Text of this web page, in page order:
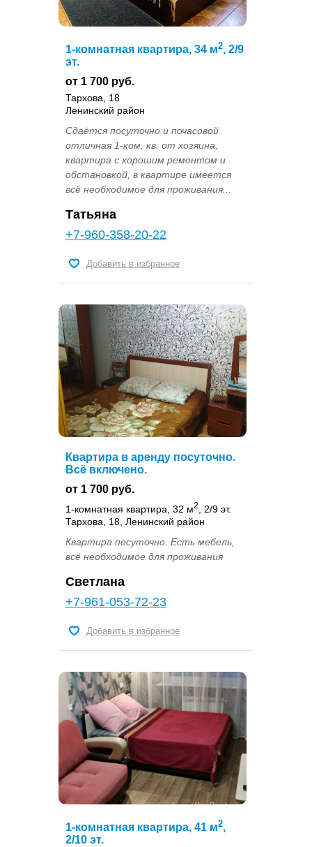
1-комнатная квартира, 34 м2, 2/9
эт.
от 1 700 руб.
Тархова, 18
Ленинский район
Сдаётся посуточно и почасовой
отличная 1-ком. кв. от хозяина,
квартира с хорошим ремонтом и
обстановкой, в квартире имеется
всё необходимое для проживания...
Татьяна
+7-960-358-20-22
Добавить в избранное
Квартира в аренду посуточно.
Всё включено.
от 1 700 руб.
1-комнатная квартира, 32 м2
, 2/9 эт.
Тархова, 18, Ленинский район
Квартира посуточно. Есть мебель,
всё необходимое для проживания
Светлана
+7-961-053-72-23
Добавить в избранное
1-комнатная квартира, 41 м2,
2/10 эт.